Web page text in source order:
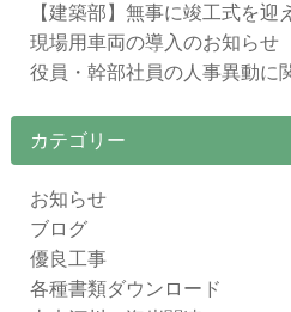
【建築部】無事に竣工式を迎
現場用車両の導入のお知らせ
役員・幹部社員の人事異動に
カテゴリー
お知らせ
ブログ
優良工事
各種書類ダウンロード